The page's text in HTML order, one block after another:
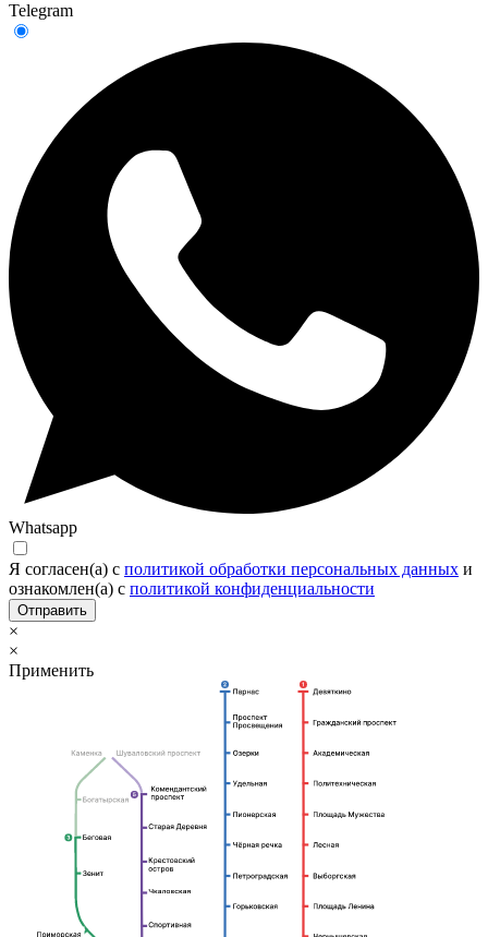
Telegram
Whatsapp
Я согласен(а) c политикой обработки персональных данных и
ознакомлен(а) с политикой конфиденциальности
Отправить
×
×
Применить